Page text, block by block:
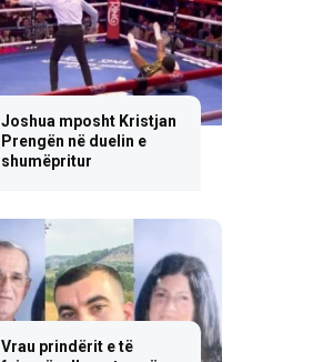
Joshua mposht Kristjan
Prengën në duelin e
shumëpritur
Vrau prindërit e të